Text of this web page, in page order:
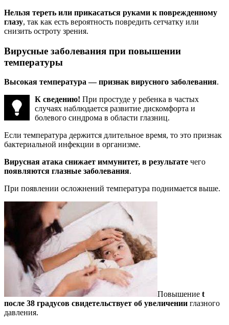
Нельзя тереть или прикасаться руками к поврежденному
глазу, так как есть вероятность повредить сетчатку или
снизить остроту зрения.
Вирусные заболевания при повышении
температуры
Высокая температура — признак вирусного заболевания.
К сведению! При простуде у ребенка в частых
случаях наблюдается развитие дискомфорта и
болевого синдрома в области глазниц.
Если температура держится длительное время, то это признак
бактериальной инфекции в организме.
Вирусная атака снижает иммунитет, в результате чего
появляются глазные заболевания.
При появлении осложнений температура поднимается выше.
Повышение t
после 38 градусов свидетельствует об увеличении глазного
давления.